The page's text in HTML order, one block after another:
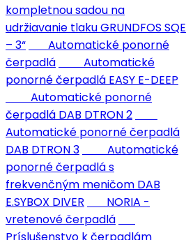
kompletnou sadou na
udržiavanie tlaku GRUNDFOS SQE
– 3“
Automatické ponorné
čerpadlá
Automatické
ponorné čerpadlá EASY E-DEEP
Automatické ponorné
čerpadlá DAB DTRON 2
Automatické ponorné čerpadlá
DAB DTRON 3
Automatické
ponorné čerpadlá s
frekvenčným meničom DAB
E.SYBOX DIVER
NORIA -
vretenové čerpadlá